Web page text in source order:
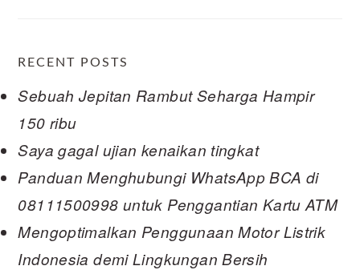
RECENT POSTS
Sebuah Jepitan Rambut Seharga Hampir
150 ribu
Saya gagal ujian kenaikan tingkat
Panduan Menghubungi WhatsApp BCA di
08111500998 untuk Penggantian Kartu ATM
Mengoptimalkan Penggunaan Motor Listrik
Indonesia demi Lingkungan Bersih